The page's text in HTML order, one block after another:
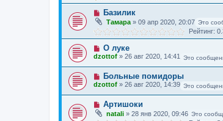
Базилик
Тамара » 09 апр 2020, 20:07 Это
Рейтинг:
О луке
dzottof » 26 авг 2020, 14:41 Это
Больные помидоры
dzottof » 26 авг 2020, 14:39 Это
Артишоки
natali » 28 янв 2020, 09:46 Это